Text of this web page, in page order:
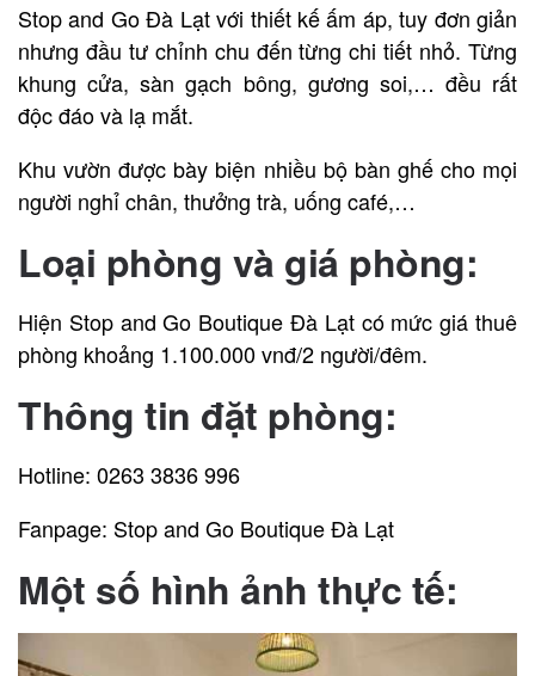
Stop and Go Đà Lạt với thiết kế ấm áp, tuy đơn giản
nhưng đầu tư chỉnh chu đến từng chi tiết nhỏ. Từng
khung cửa, sàn gạch bông, gương soi,… đều rất
độc đáo và lạ mắt.
Khu vườn được bày biện nhiều bộ bàn ghế cho mọi
người nghỉ chân, thưởng trà, uống café,…
Loại phòng và giá phòng:
Hiện Stop and Go Boutique Đà Lạt có mức giá thuê
phòng khoảng 1.100.000 vnđ/2 người/đêm.
Thông tin đặt phòng:
Hotline: 0263 3836 996
Fanpage: Stop and Go Boutique Đà Lạt
Một số hình ảnh thực tế: